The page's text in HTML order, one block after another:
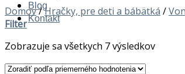
Blog
Kontakt
Domov/Hračky, pre deti a bábätká /
Filter
Zobrazuje sa všetkych 7 výsledkov